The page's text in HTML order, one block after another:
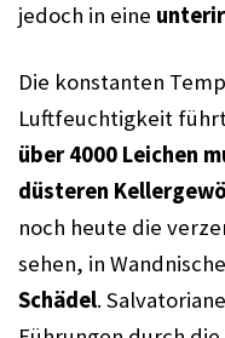
jedoch in eine
Die konstanten
Luftfeuchtigkeit
über 4000 Leichen
düsteren
noch heute die
sehen, in
Schädel.